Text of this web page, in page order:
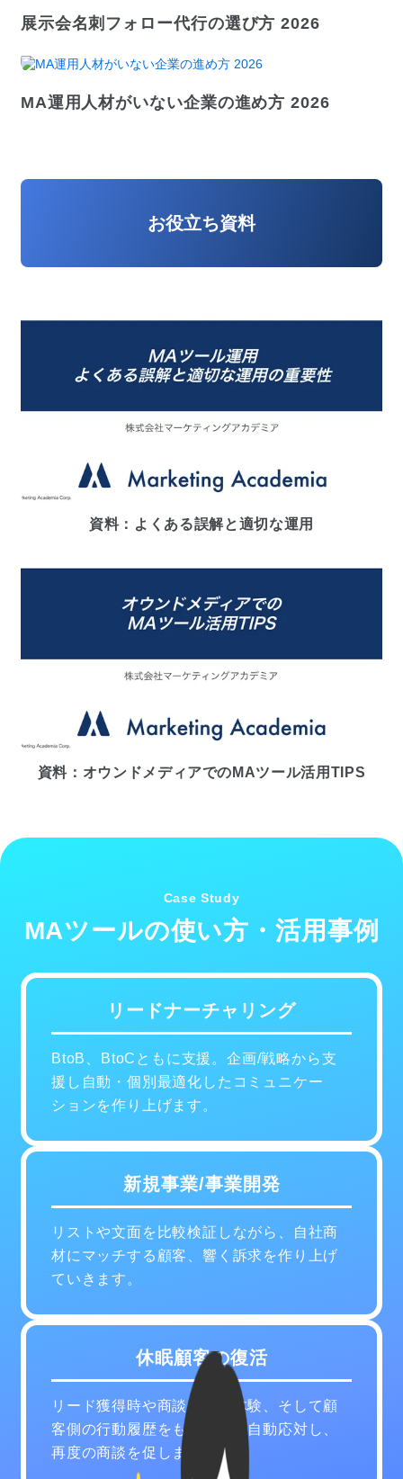
展示会名刺フォロー代行の選び方 2026
MA運用人材がいない企業の進め方 2026
お役立ち資料
資料：よくある誤解と適切な運用
資料：オウンドメディアでのMAツール活用TIPS
Case Study
MAツールの使い方・活用事例
リードナーチャリング
BtoB、BtoCともに支援。企画/戦略から支
援し自動・個別最適化したコミュニケー
ションを作り上げます。
新規事業/事業開発
リストや文面を比較検証しながら、自社商
材にマッチする顧客、響く訴求を作り上げ
ていきます。
休眠顧客の復活
リード獲得時や商談の顧客体験、そして顧
客側の行動履歴をもとに個別自動応対し、
再度の商談を促します。